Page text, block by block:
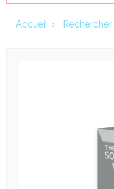
Accueil